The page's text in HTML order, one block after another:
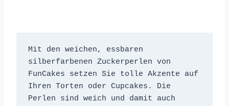
Mit den weichen, essbaren
silberfarbenen Zuckerperlen von
FunCakes setzen Sie tolle Akzente auf
Ihren Torten oder Cupcakes. Die
Perlen sind weich und damit auch